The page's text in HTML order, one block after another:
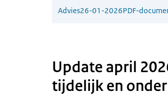
Advies26-01-2026PDF-
Update april
tijdelijk en